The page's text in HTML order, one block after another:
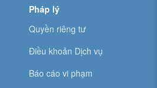
Pháp lý
Quyền riêng tư
Điều khoản Dịch vụ
Báo cáo vi phạm